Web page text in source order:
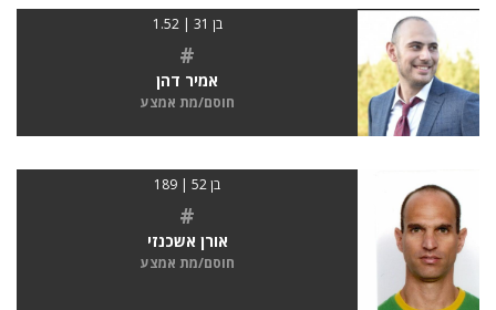
בן 31 | 1.52
#
אמיר דהן
חוסם/מת אמצע
בן 52 | 189
#
אורן אשכנזי
חוסם/מת אמצע